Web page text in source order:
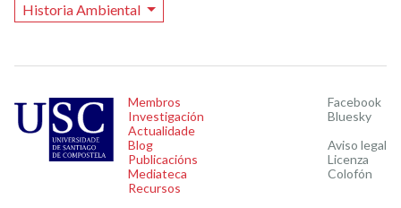
Historia Ambiental
Membros
Investigación
Actualidade
Blog
Publicacións
Mediateca
Recursos
Facebook
Bluesky
Aviso legal
Licenza
Colofón